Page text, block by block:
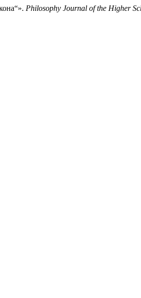
Philosophy Journal of the Higher